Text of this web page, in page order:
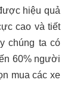
hiệu quả
cao và tiết
chúng ta có
60% người
mua các xe